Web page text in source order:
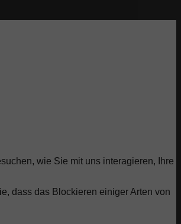
wie Sie mit uns interagieren, Ihre
dass das Blockieren einiger Arten von